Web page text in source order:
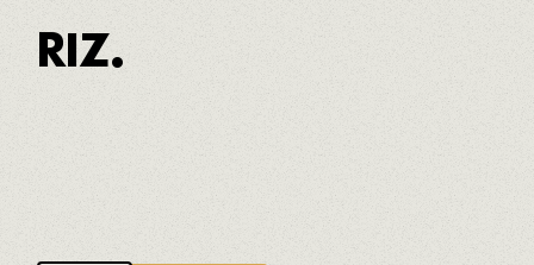
RIZ.
PAELLA AUX FRUITS DE MER